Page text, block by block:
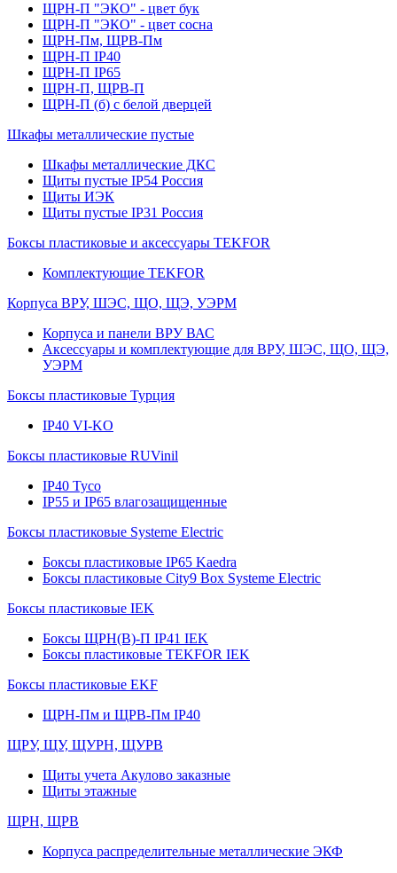
ЩРН-П "ЭКО" - цвет бук
ЩРН-П "ЭКО" - цвет сосна
ЩРН-Пм, ЩРВ-Пм
ЩРН-П IP40
ЩРН-П IP65
ЩРН-П, ЩРВ-П
ЩРН-П (б) с белой дверцей
Шкафы металлические пустые
Шкафы металлические ДКС
Щиты пустые IP54 Россия
Щиты ИЭК
Щиты пустые IP31 Россия
Боксы пластиковые и аксессуары TEKFOR
Комплектующие TEKFOR
Корпуса ВРУ, ШЭС, ЩО, ЩЭ, УЭРМ
Корпуса и панели ВРУ ВАС
Аксессуары и комплектующие для ВРУ, ШЭС, ЩО, ЩЭ,
УЭРМ
Боксы пластиковые Турция
IP40 VI-KO
Боксы пластиковые RUVinil
IP40 Тусо
IP55 и IP65 влагозащищенные
Боксы пластиковые Systeme Electric
Боксы пластиковые IP65 Kaedra
Боксы пластиковые City9 Box Systeme Electric
Боксы пластиковые IEK
Боксы ЩРН(В)-П IP41 IEK
Боксы пластиковые TEKFOR IEK
Боксы пластиковые EKF
ЩРН-Пм и ЩРВ-Пм IP40
ЩРУ, ЩУ, ЩУРН, ЩУРВ
Щиты учета Акулово заказные
Щиты этажные
ЩРН, ЩРВ
Корпуса распределительные металлические ЭКФ